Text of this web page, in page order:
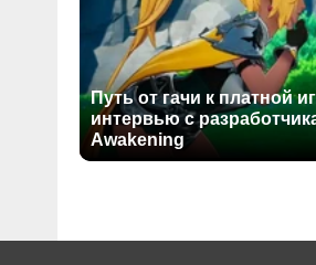
Путь от гачи к платной
интервью с
Awakening